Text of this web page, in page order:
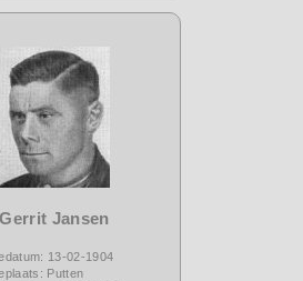
Gerrit Jansen
13-02-1904
Putten